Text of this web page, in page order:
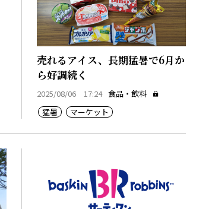
売れるアイス、長期猛暑で6月か
ら好調続く
2025/08/06 17:24 食品・飲料
猛暑
マーケット